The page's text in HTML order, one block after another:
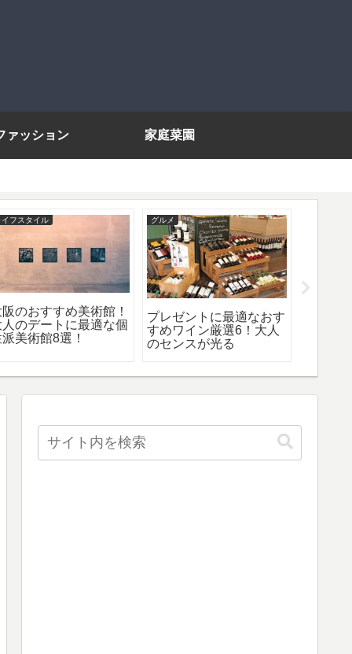
ァッション 家庭菜園
イフスタイル
のおすすめ美術館！
人のデートに最適な個
美術館8選！
グルメ
プレゼントに最適なおす
すめワイン厳選6！大人
のセンスが光る